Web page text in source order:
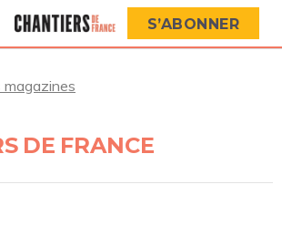
S’ABONNER
magazines
DE FRANCE